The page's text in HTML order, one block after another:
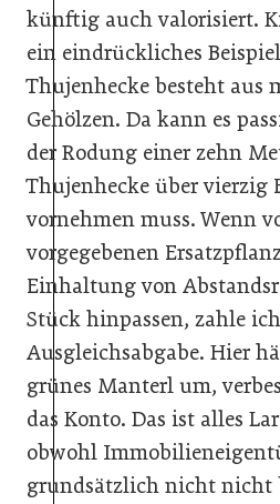
künftig auch valorisiert.
ein eindrückliches
Thujenhecke besteht aus
Gehölzen. Da kann es
der Rodung einer zehn
Thujenhecke über vierzig
vornehmen muss. Wenn
vorgegebenen
Einhaltung von
Stück hinpassen, zahle
Ausgleichsabgabe. Hier
grünes Manterl um,
das Konto. Das ist alles
obwohl
grundsätzlich nicht nicht